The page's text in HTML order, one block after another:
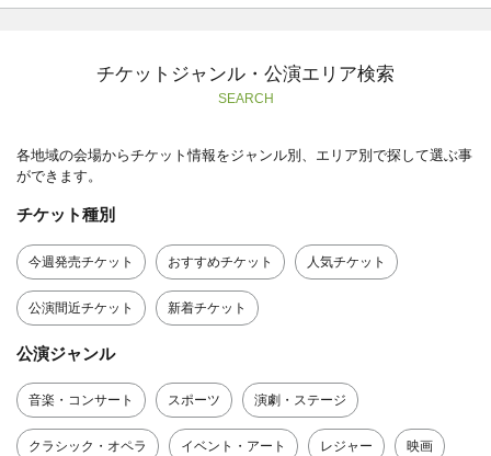
チケットジャンル・公演エリア検索
SEARCH
各地域の会場からチケット情報をジャンル別、エリア別で探して選ぶ事
ができます。
チケット種別
今週発売チケット おすすめチケット 人気チケット
公演間近チケット 新着チケット
公演ジャンル
音楽・コンサート スポーツ 演劇・ステージ
クラシック・オペラ イベント・アート レジャー 映画